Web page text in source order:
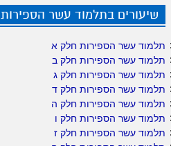
שיעורים בתלמוד עשר הספירות
תלמוד עשר הספירות חלק א
תלמוד עשר הספירות חלק ב
תלמוד עשר הספירות חלק ג
תלמוד עשר הספירות חלק ד
תלמוד עשר הספירות חלק ה
תלמוד עשר הספירות חלק ו
תלמוד עשר הספירות חלק ז